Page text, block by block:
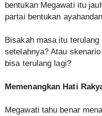
bentukan Megawati itu
partai bentukan
Bisakah masa itu
setelahnya? Atau
bisa terulang lagi?
Memenangkan Hati
Megawati tahu benar